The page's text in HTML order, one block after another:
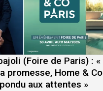
(Foire de Paris) : «
promesse, Home & Co
aux attentes »